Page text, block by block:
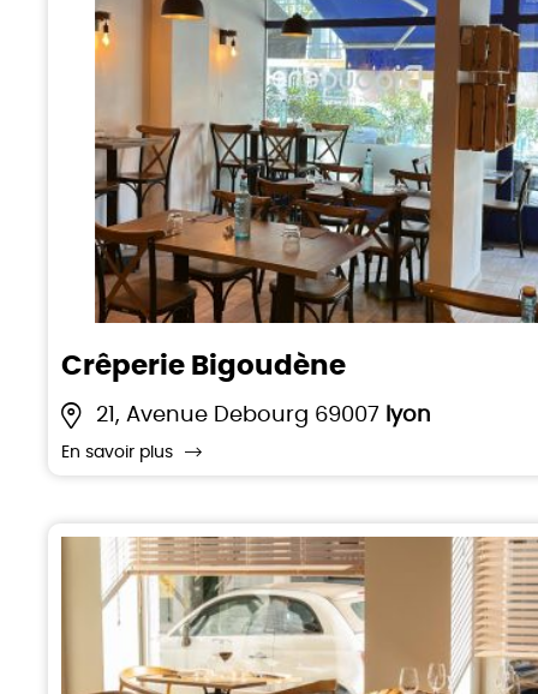
Crêperie Bigoudène
21, Avenue Debourg 69007 lyon
En savoir plus